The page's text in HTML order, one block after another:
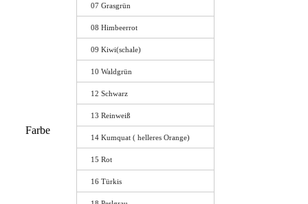
Farbe
07 Grasgrün
08 Himbeerrot
09 Kiwi(schale)
10 Waldgrün
12 Schwarz
13 Reinweiß
14 Kumquat ( helleres Orange)
15 Rot
16 Türkis